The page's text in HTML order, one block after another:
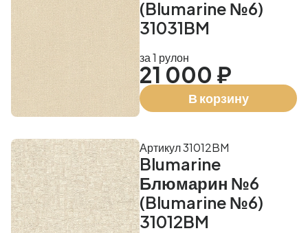
(Blumarine №6)
31031BM
за 1 рулон
21 000 ₽
В корзину
Blumarine
Блюмарин №6
(Blumarine №6)
31012BM
Артикул 31012BM